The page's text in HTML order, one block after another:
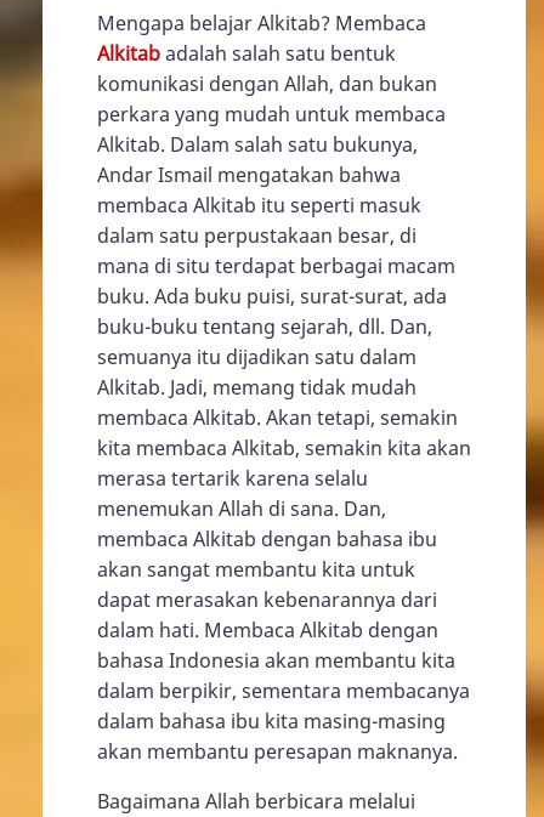
Mengapa belajar Alkitab? Membaca
Alkitabadalah salah satu bentuk
komunikasi dengan Allah, dan bukan
perkara yang mudah untuk membaca
Alkitab. Dalam salah satu bukunya,
Andar Ismail mengatakan bahwa
membaca Alkitab itu seperti masuk
dalam satu perpustakaan besar, di
mana di situ terdapat berbagai macam
buku. Ada buku puisi, surat-surat, ada
buku-buku tentang sejarah, dll. Dan,
semuanya itu dijadikan satu dalam
Alkitab. Jadi, memang tidak mudah
membaca Alkitab. Akan tetapi, semakin
kita membaca Alkitab, semakin kita akan
merasa tertarik karena selalu
menemukan Allah di sana. Dan,
membaca Alkitab dengan bahasa ibu
akan sangat membantu kita untuk
dapat merasakan kebenarannya dari
dalam hati. Membaca Alkitab dengan
bahasa Indonesia akan membantu kita
dalam berpikir, sementara membacanya
dalam bahasa ibu kita masing-masing
akan membantu peresapan maknanya.
Bagaimana Allah berbicara melalui